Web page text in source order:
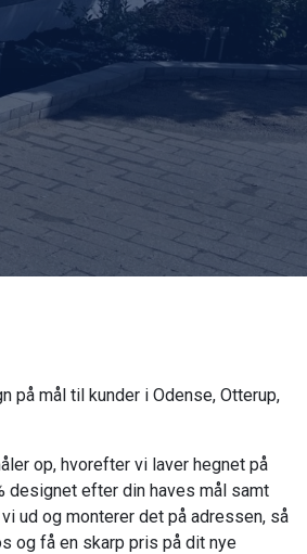
på mål til kunder i Odense, Otterup,
op, hvorefter vi laver hegnet på
designet efter din haves mål samt
ud og monterer det på adressen, så
og få en skarp pris på dit nye